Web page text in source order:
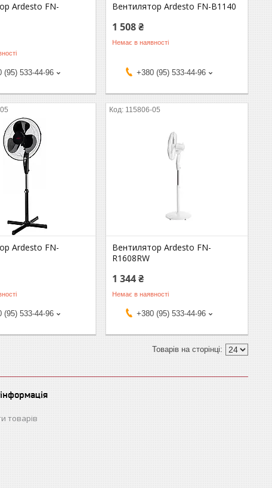
Ardesto FN-
(95) 533-44-96
Вентилятор Ardesto FN-B1140
1 508 ₴
Немає в наявності
+380 (95) 533-44-96
Ardesto FN-
(95) 533-44-96
115806-05
Вентилятор Ardesto FN-
R1608RW
1 344 ₴
Немає в наявності
+380 (95) 533-44-96
товарів